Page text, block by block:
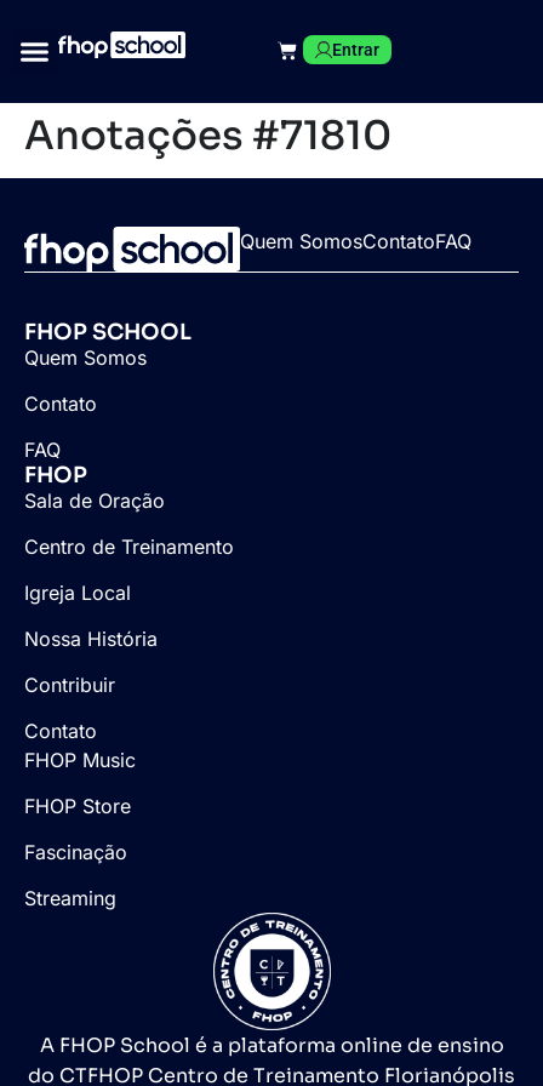
Entrar
Anotações #71810
Quem SomosContatoFAQ
FHOP SCHOOL
Quem Somos
Contato
FAQ
FHOP
Sala de Oração
Centro de Treinamento
Igreja Local
Nossa História
Contribuir
Contato
FHOP Music
FHOP Store
Fascinação
Streaming
A FHOP School é a plataforma online de ensino
do CTFHOP Centro de Treinamento Florianópolis